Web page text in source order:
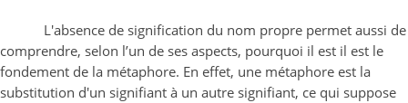
L'absence de signification du nom propre permet aussi de
comprendre, selon l’un de ses aspects, pourquoi il est il est le
fondement de la métaphore. En effet, une métaphore est la
substitution d'un signifiant à un autre signifiant, ce qui suppose